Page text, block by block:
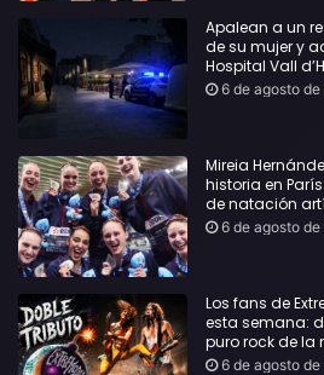
Apalean a un
de su mujer y
Hospital Vall
6 de agosto
Mireia
historia en
de natación
6 de agosto
Los fans de
esta semana:
puro rock de la
Jarana
6 de agosto